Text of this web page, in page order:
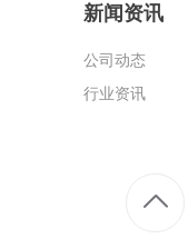
新闻资讯
公司动态
行业资讯